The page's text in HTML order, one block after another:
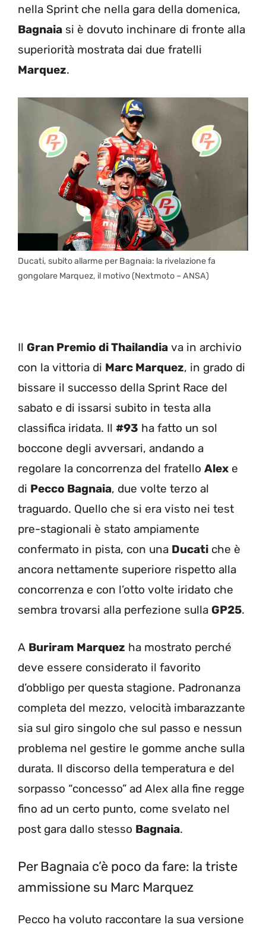
nella Sprint che nella gara della domenica,
Bagnaia si è dovuto inchinare di fronte alla
superiorità mostrata dai due fratelli
Marquez.
Ducati, subito allarme per Bagnaia: la rivelazione fa
gongolare Marquez, il motivo (Nextmoto – ANSA)
Il Gran Premio di Thailandia va in archivio
con la vittoria di Marc Marquez, in grado di
bissare il successo della Sprint Race del
sabato e di issarsi subito in testa alla
classifica iridata. Il #93 ha fatto un sol
boccone degli avversari, andando a
regolare la concorrenza del fratello Alex e
di Pecco Bagnaia, due volte terzo al
traguardo. Quello che si era visto nei test
pre-stagionali è stato ampiamente
confermato in pista, con una Ducati che è
ancora nettamente superiore rispetto alla
concorrenza e con l’otto volte iridato che
sembra trovarsi alla perfezione sulla GP25.
A Buriram Marquez ha mostrato perché
deve essere considerato il favorito
d’obbligo per questa stagione. Padronanza
completa del mezzo, velocità imbarazzante
sia sul giro singolo che sul passo e nessun
problema nel gestire le gomme anche sulla
durata. Il discorso della temperatura e del
sorpasso “concesso” ad Alex alla fine regge
fino ad un certo punto, come svelato nel
post gara dallo stesso Bagnaia.
Per Bagnaia c’è poco da fare: la triste
ammissione su Marc Marquez
Pecco ha voluto raccontare la sua versione